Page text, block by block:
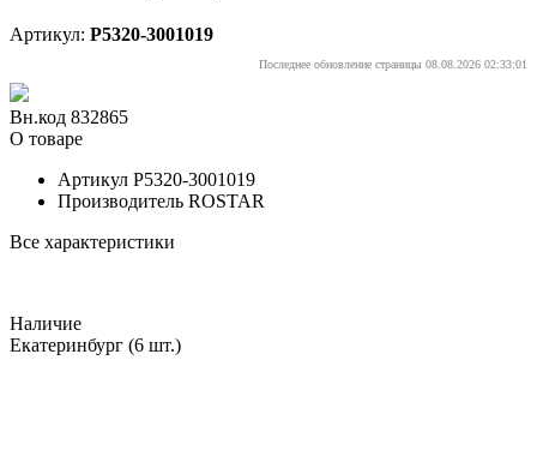
Артикул: Р5320-3001019
Последнее обновление страницы 08.08.2026 02:33:01
Вн.код 832865
О товаре
Артикул Р5320-3001019
Производитель ROSTAR
Все характеристики
Наличие
Екатеринбург (6 шт.)